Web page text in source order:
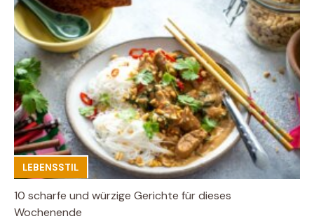
LEBENSSTIL
10 scharfe und würzige Gerichte für dieses
Wochenende